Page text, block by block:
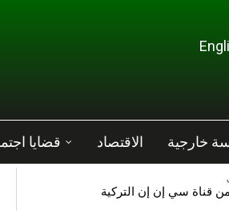
خارجية الاقتصاد قضايا
قناة سي إن إن التركية